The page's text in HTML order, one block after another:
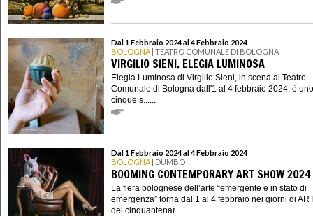
Dal 1 Febbraio 2024 al 4 Febbraio 2024
BOLOGNA | TEATRO COMUNALE DI BOLOGNA
VIRGILIO SIENI. ELEGIA LUMINOSA
Elegia Luminosa di Virgilio Sieni, in scena al Teatro
Comunale di Bologna dall'1 al 4 febbraio 2024, è
cinque s......
Dal 1 Febbraio 2024 al 4 Febbraio 2024
BOLOGNA | DUMBO
BOOMING CONTEMPORARY ART SHOW 2024
La fiera bolognese dell’arte “emergente e in stato di
emergenza” torna dal 1 al 4 febbraio nei giorni di
del cinquantenar...